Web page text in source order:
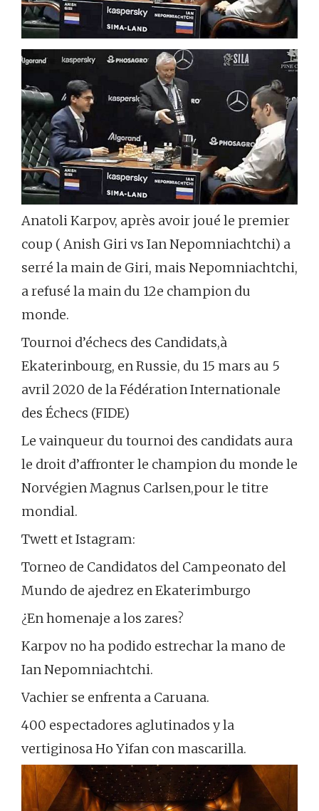
Anatoli Karpov, après avoir joué le premier
coup ( Anish Giri vs Ian Nepomniachtchi) a
serré la main de Giri, mais Nepomniachtchi,
a refusé la main du 12e champion du
monde.
Tournoi d’échecs des Candidats,à
Ekaterinbourg, en Russie, du 15 mars au 5
avril 2020 de la Fédération Internationale
des Échecs (FIDE)
Le vainqueur du tournoi des candidats aura
le droit d’affronter le champion du monde le
Norvégien Magnus Carlsen,pour le titre
mondial.
Twett et Istagram:
Torneo de Candidatos del Campeonato del
Mundo de ajedrez en Ekaterimburgo
¿En homenaje a los zares?
Karpov no ha podido estrechar la mano de
Ian Nepomniachtchi.
Vachier se enfrenta a Caruana.
400 espectadores aglutinados y la
vertiginosa Ho Yifan con mascarilla.